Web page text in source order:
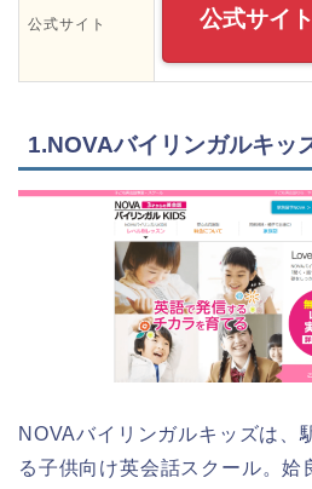
公式サイト 公式サイト
1.NOVAバイリンガルキッ
NOVAバイリンガルキッズは、
る子供向け英会話スクール。姶